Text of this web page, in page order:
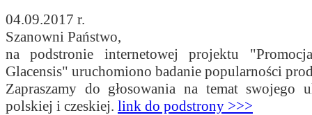
04.09.2017 r.
Szanowni Państwo,
na podstronie internetowej projektu
Glacensis" uruchomiono badanie popularności
Zapraszamy do głosowania na temat swojego
polskiej i czeskiej. link do podstrony >>>